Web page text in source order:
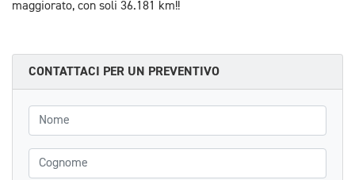
maggiorato, con soli 36.181 km!!
CONTATTACI PER UN PREVENTIVO
Nome
Cognome